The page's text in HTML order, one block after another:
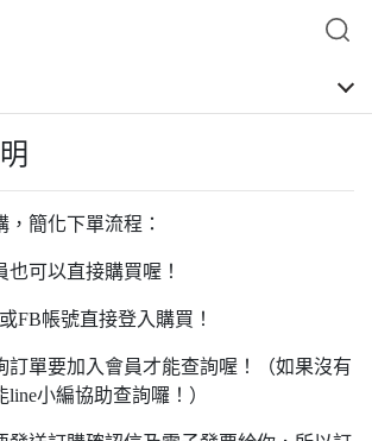
簡化下單流程：
可以直接購買喔！
FB帳號直接登入購買！
訂單要加入會員才能查詢喔！（如果沒有
小編協助查詢囉！）